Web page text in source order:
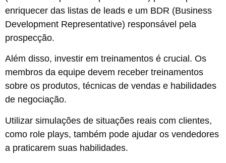
enriquecer das listas de leads e um BDR (Business
Development Representative) responsável pela
prospecção.
Além disso, investir em treinamentos é crucial. Os
membros da equipe devem receber treinamentos
sobre os produtos, técnicas de vendas e habilidades
de negociação.
Utilizar simulações de situações reais com clientes,
como role plays, também pode ajudar os vendedores
a praticarem suas habilidades.